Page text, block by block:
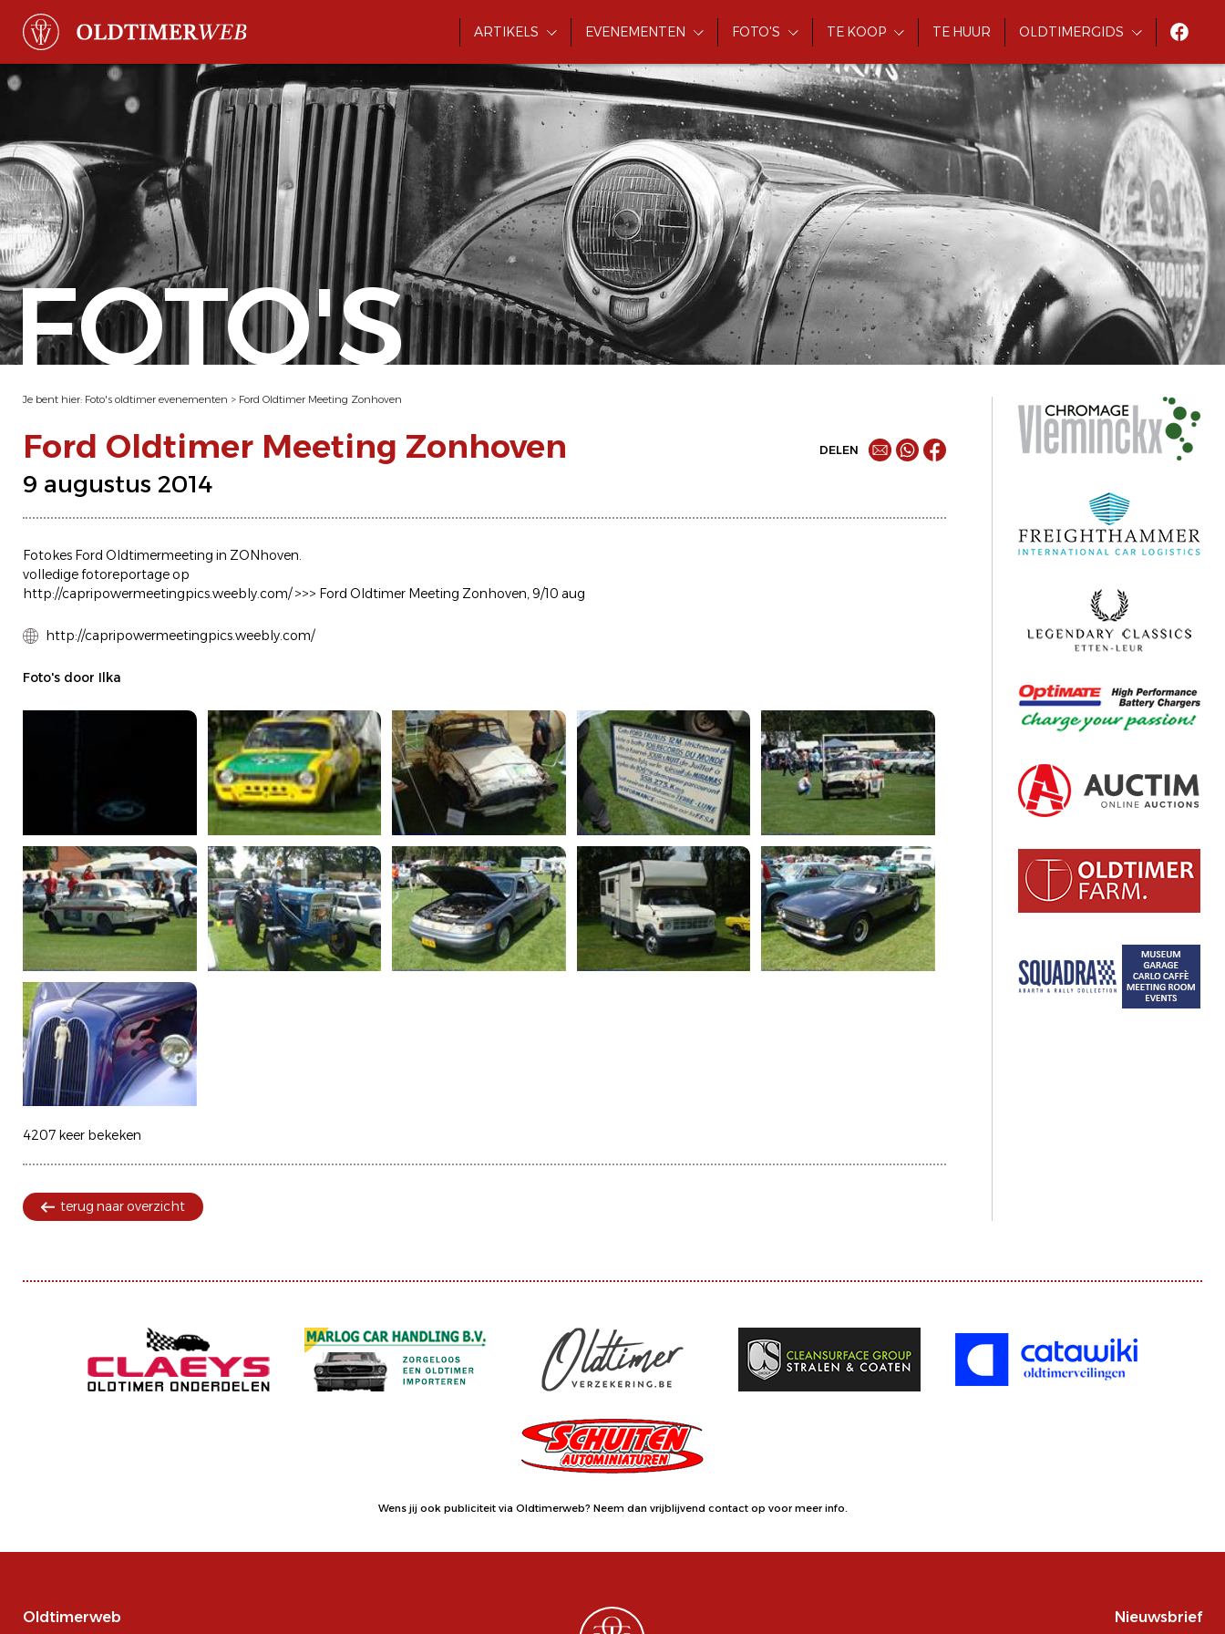
ARTIKELS EVENEMENTEN FOTO'S TE KOOP TE HUUR OLDTIMERGIDS
FOTO'S
Je bent hier: Foto's oldtimer evenementen > Ford Oldtimer Meeting Zonhoven
Ford Oldtimer Meeting Zonhoven
9 augustus 2014
DELEN
Fotokes Ford Oldtimermeeting in ZONhoven.
volledige fotoreportage op
http://capripowermeetingpics.weebly.com/ >>> Ford Oldtimer Meeting Zonhoven, 9/10 aug
http://capripowermeetingpics.weebly.com/
Foto's door Ilka
4207 keer bekeken
terug naar overzicht
Wens jij ook publiciteit via Oldtimerweb? Neem dan vrijblijvend contact op voor meer info.
Oldtimerweb Nieuwsbrief